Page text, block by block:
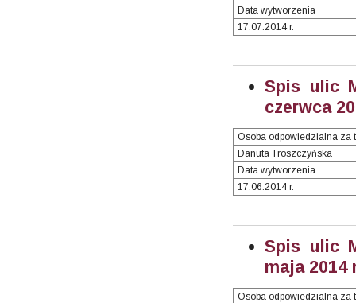
Data wytworzenia
17.07.2014 r.
Spis ulic
czerwca
Osoba odpowiedzialna za
Danuta Troszczyńska
Data wytworzenia
17.06.2014 r.
Spis ulic
maja 2014
Osoba odpowiedzialna za